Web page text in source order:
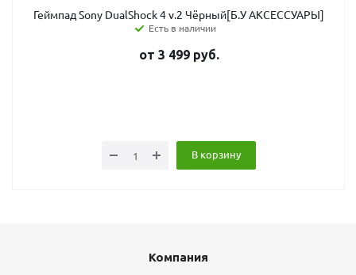
Геймпад Sony DualShock 4 v.2 Чёрный[Б.У АКСЕССУАРЫ]
Есть в наличии
от 3 499руб.
В корзину
Компания